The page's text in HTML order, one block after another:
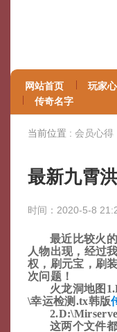
网站首页 玩家
传奇名字
当前位置 : 会员心得
最新九霄
时间：2020-5-8
最近比较火
人物出现，经过
权，刷元宝，刷
次问题！
火龙洞地图
\幸运检测.tx韩版
这两个文件